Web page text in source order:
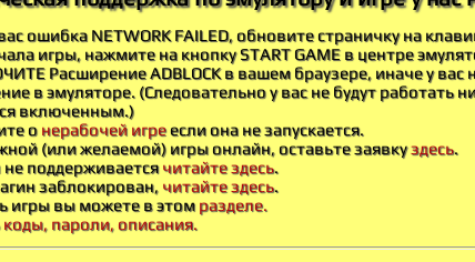
ошибка NETWORK FAILED, обновите страничку на
игры, нажмите на кнопку START GAME в центре
Расширение ADBLOCK в вашем браузере, иначе у вас
в эмуляторе. (Следовательно у вас не будут работать
включенным.)
о нерабочей игреесли она не запускается.
(или желаемой) игры онлайн, оставьте заявкуздесь.
не поддерживаетсячитайте здесь.
заблокирован, читайте здесь.
игры вы можете в этом разделе.
коды, пароли, описания.